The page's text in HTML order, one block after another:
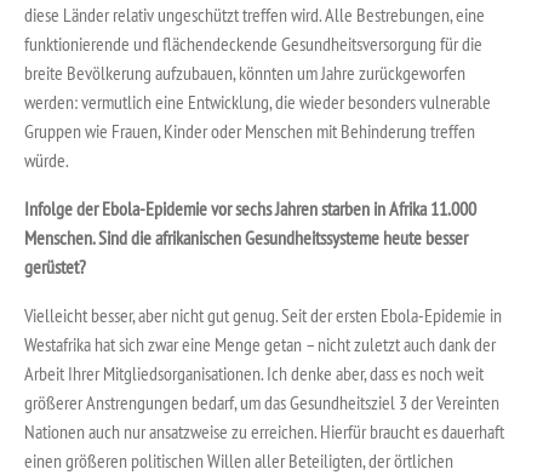
diese Länder relativ ungeschützt treffen wird. Alle Bestrebungen, eine
funktionierende und flächendeckende Gesundheitsversorgung für die
breite Bevölkerung aufzubauen, könnten um Jahre zurückgeworfen
werden: vermutlich eine Entwicklung, die wieder besonders vulnerable
Gruppen wie Frauen, Kinder oder Menschen mit Behinderung treffen
würde.
Infolge der Ebola-Epidemie vor sechs Jahren starben in Afrika 11.000
Menschen. Sind die afrikanischen Gesundheitssysteme heute besser
gerüstet?
Vielleicht besser, aber nicht gut genug. Seit der ersten Ebola-Epidemie in
Westafrika hat sich zwar eine Menge getan – nicht zuletzt auch dank der
Arbeit Ihrer Mitgliedsorganisationen. Ich denke aber, dass es noch weit
größerer Anstrengungen bedarf, um das Gesundheitsziel 3 der Vereinten
Nationen auch nur ansatzweise zu erreichen. Hierfür braucht es dauerhaft
einen größeren politischen Willen aller Beteiligten, der örtlichen